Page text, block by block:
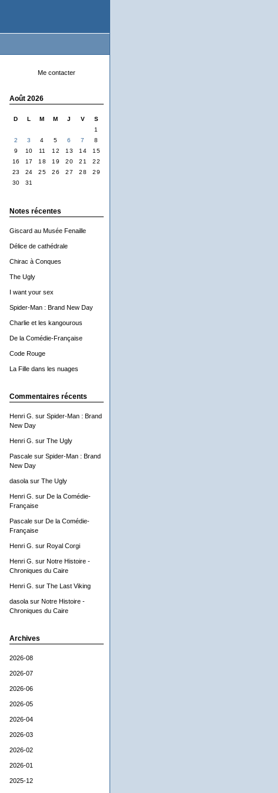
Me contacter
Août 2026
D L M M J V
S
1
2
3 4 5 6 7
8
9
10 11 12 13 14
15
16
17 18 19 20 21
22
23
24 25 26 27 28
29
30
31
Notes récentes
Giscard au Musée Fenaille
Délice de cathédrale
Chirac à Conques
The Ugly
I want your sex
Spider-Man : Brand New Day
Charlie et les kangourous
De la Comédie-Française
Code Rouge
La Fille dans les nuages
Commentaires récents
Henri G. sur Spider-Man : Brand
New Day
Henri G. sur The Ugly
Pascalesur Spider-Man : Brand
New Day
dasolasur The Ugly
Henri G. sur De la Comédie-
Française
Pascalesur De la Comédie-
Française
Henri G. sur Royal Corgi
Henri G. sur Notre Histoire -
Chroniques du Caire
Henri G. sur The Last Viking
dasolasur Notre Histoire -
Chroniques du Caire
Archives
2026-08
2026-07
2026-06
2026-05
2026-04
2026-03
2026-02
2026-01
2025-12